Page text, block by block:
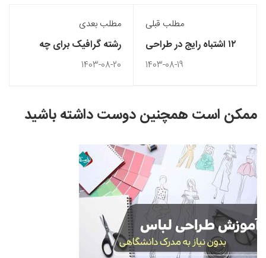
مطلب قبلی
۱۲ اشتباه رایج در طراحی
لباس
1403-08-19
مطلب بعدی
رشته گرافیک برای چه
کسانی مناسب است؟
1403-08-20
ممکن است همچنین دوست داشته باشید